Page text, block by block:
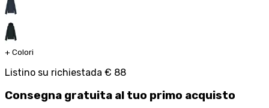
+ Colori
Listino su richiestada € 88
Consegna gratuita al tuo primo acquisto